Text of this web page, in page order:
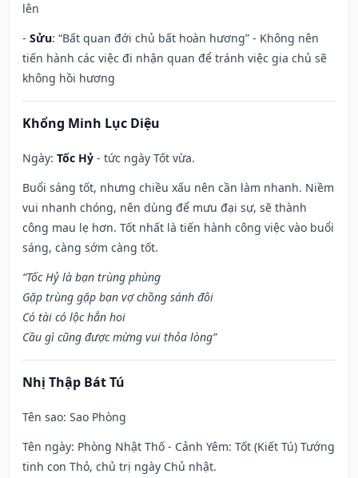
lên
- Sửu: “Bất quan đới chủ bất hoàn hương” - Không nên
tiến hành các việc đi nhận quan để tránh việc gia chủ sẽ
không hồi hương
Khổng Minh Lục Diệu
Ngày: Tốc Hỷ - tức ngày Tốt vừa.
Buổi sáng tốt, nhưng chiều xấu nên cần làm nhanh. Niềm
vui nhanh chóng, nên dùng để mưu đại sự, sẽ thành
công mau lẹ hơn. Tốt nhất là tiến hành công việc vào buổi
sáng, càng sớm càng tốt.
“Tốc Hỷ là bạn trùng phùng
Gặp trùng gặp bạn vợ chồng sánh đôi
Có tài có lộc hẳn hoi
Cầu gì cũng được mừng vui thỏa lòng”
Nhị Thập Bát Tú
Tên sao: Sao Phòng
Tên ngày: Phòng Nhật Thố - Cảnh Yêm: Tốt (Kiết Tú) Tướng
tinh con Thỏ, chủ trị ngày Chủ nhật.